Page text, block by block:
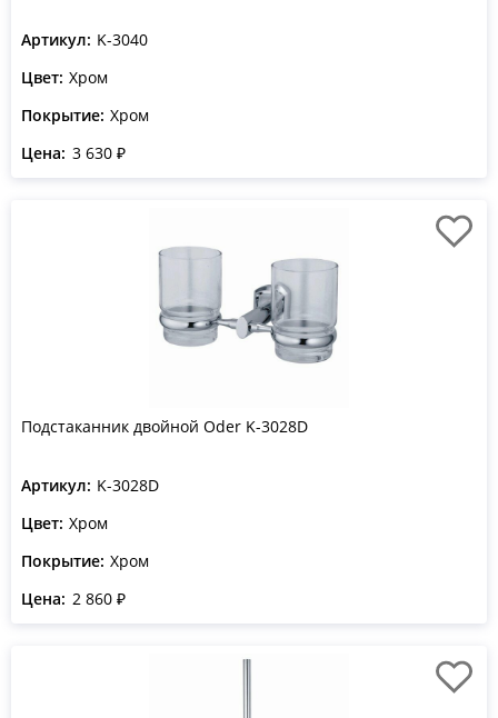
Артикул: K-3040
Цвет: Хром
Покрытие: Хром
Цена: 3 630 ₽
Подстаканник двойной Oder K-3028D
Артикул: K-3028D
Цвет: Хром
Покрытие: Хром
Цена: 2 860 ₽